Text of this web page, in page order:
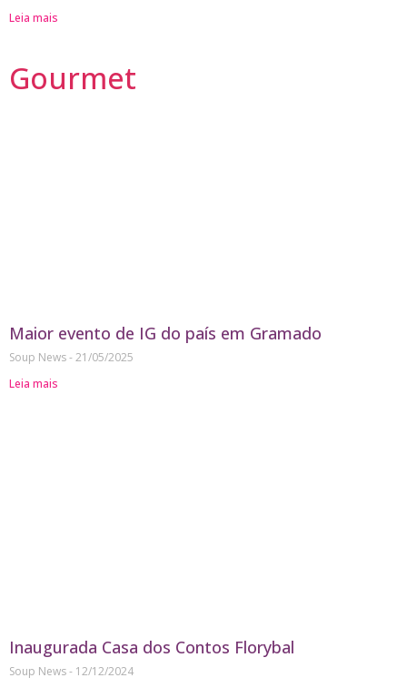
Leia mais
Gourmet
Maior evento de IG do país em Gramado
Soup News 21/05/2025
Leia mais
Inaugurada Casa dos Contos Florybal
Soup News
12/12/2024